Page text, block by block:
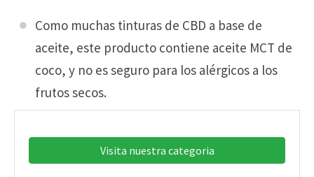
Como muchas tinturas de CBD a base de
aceite, este producto contiene aceite MCT de
coco, y no es seguro para los alérgicos a los
frutos secos.
Visita nuestra categoria